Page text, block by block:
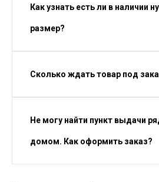
Как узнать есть ли в наличии
размер?
Сколько ждать товар под
Не могу найти пункт выдачи
домом. Как оформить заказ?